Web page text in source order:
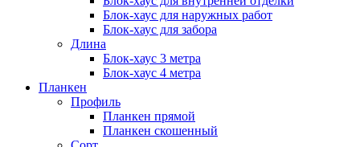
Блок-хаус для наружных работ
Блок-хаус для забора
Длина
Блок-хаус 3 метра
Блок-хаус 4 метра
Планкен
Профиль
Планкен прямой
Планкен скошенный